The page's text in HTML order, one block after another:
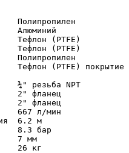
Алюминий
(PTFE)
(PTFE)
резьба NPT
2" фланец
2" фланец
667 л/мин
6.2 м
8.3 бар
7 мм
26 кг